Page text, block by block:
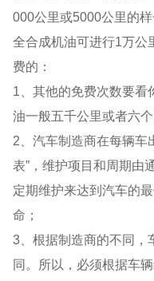
000公里或5000公里的
全合成机油可进行1万公
费的：
1、其他的免费次数要看
油一般五千公里或者六个
2、汽车制造商在每辆车
表”，维护项目和周期由
定期维护来达到汽车的
命；
3、根据制造商的不同，
同。所以，必须根据车